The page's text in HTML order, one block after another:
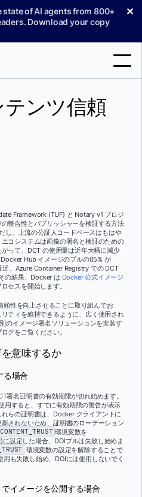
state of AI agents from 800+
Download your copy
✕
インイン
ンツ信頼
Framework (TUF) と Notary v1 プロジ
整合性とパブリッシャーを検証する方法
し、上流の公証人コードベースはもはや
コシステムは画像の署名と検証のための
って、DCT の使用量は近年大幅に減少
Hub イメージのプルの05% が
、Azure Container Registry での DCT
の結果、Docker は Docker 公式イメージ
セスを開始します。
性を向上させることに取り組んでお
ティを維持できるように、広く使用され
のイメージ署名ソリューションを実装す
グをご覧ください。
意味するか
る場合
名証明書の有効期限が切れ始めます。
用すると、すでに有効期限の警告が表示
らの証明書は、Docker クライアントに
されないため、証明書のローテーション
環境変数を
)に設定した場合、DOIプルは失敗し始めま
環境変数の設定を解除することで
用も失敗し始め、DOIには使用しないでく
イメージを公開する場合